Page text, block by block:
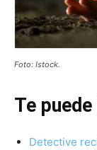
Foto: Istock.
Te
Detective